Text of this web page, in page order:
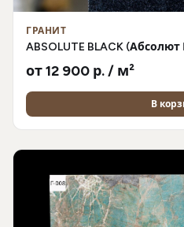
ГРАНИТ
ABSOLUTE BLACK (Абсолют
от 12 900 р. / м²
В